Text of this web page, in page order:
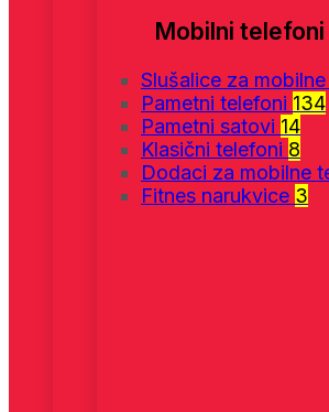
Mobilni
Slušalice za
Pametni telefoni 134
Pametni satovi 14
Klasični telefoni 8
Dodaci za mobilne
Fitnes narukvice 3